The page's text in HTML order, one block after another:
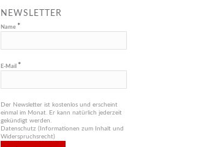
NEWSLETTER
Name *
E-Mail *
Der Newsletter ist kostenlos und erscheint
einmal im Monat. Er kann natürlich jederzeit
gekündigt werden.
Datenschutz (Informationen zum Inhalt und
Widerspruchsrecht)